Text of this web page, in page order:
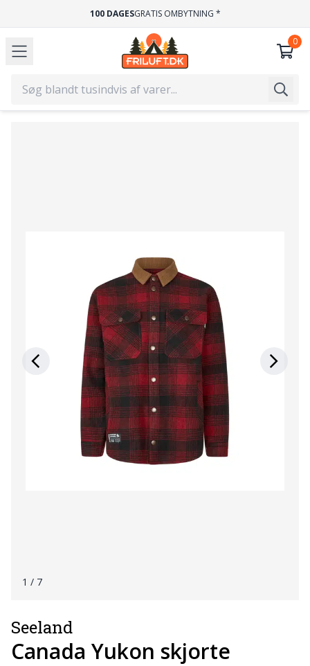
100 DAGESGRATIS OMBYTNING *
1 / 7
Seeland
Canada Yukon skjorte